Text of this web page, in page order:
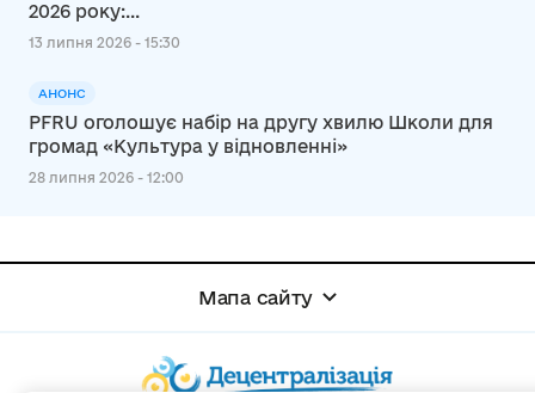
2026 року:...
13 липня 2026 - 15:30
АНОНС
PFRU оголошує набір на другу хвилю Школи для
громад «Культура у відновленні»
28 липня 2026 - 12:00
Мапа сайту